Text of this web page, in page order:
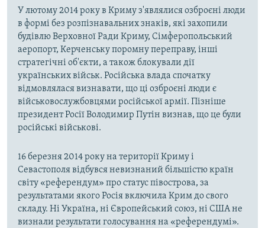
У лютому 2014 року в Криму з'являлися озброєні люди
в формі без розпізнавальних знаків, які захопили
будівлю Верховної Ради Криму, Сімферопольський
аеропорт, Керченську поромну переправу, інші
стратегічні об'єкти, а також блокували дії
українських військ. Російська влада спочатку
відмовлялася визнавати, що ці озброєні люди є
військовослужбовцями російської армії. Пізніше
президент Росії Володимир Путін визнав, що це були
російські військові.
16 березня 2014 року на території Криму і
Севастополя відбувся невизнаний більшістю країн
світу «референдум» про статус півострова, за
результатами якого Росія включила Крим до свого
складу. Ні Україна, ні Європейський союз, ні США не
визнали результати голосування на «референдумі».